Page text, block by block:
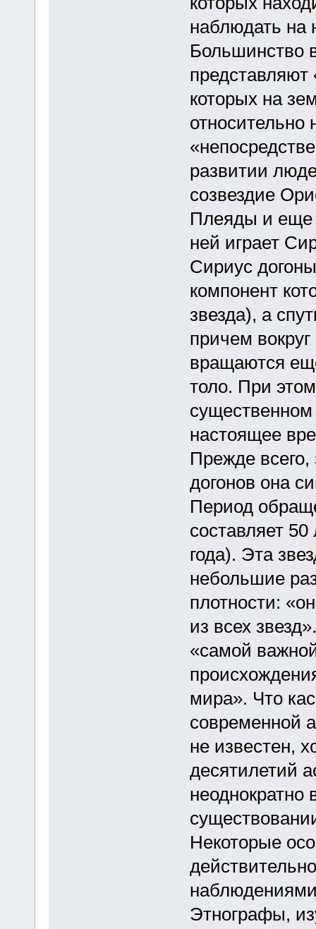
наблюдать на
Большинство
которых на
относительно
развитии
созвездие
Плеяды и еще
ней играет
Сириус
компонент
звезда), а
причем
вращаются
толо. При
существенном
настоящее
Прежде
догонов она
Период
составляет
года). Эта
небольшие
плотности:
из всех
«самой
мира». Что
современной
не известен,
десятилетий
Некоторые
Этнографы,